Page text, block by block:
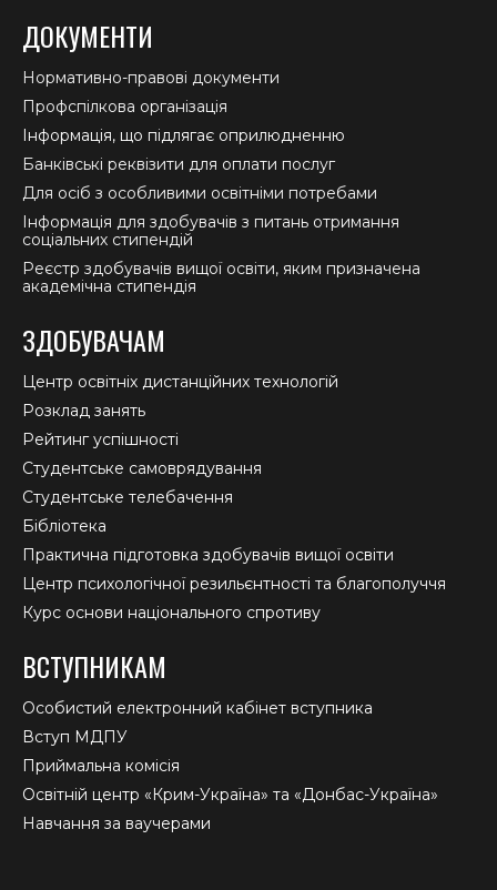
ДОКУМЕНТИ
Нормативно-правові документи
Профспілкова організація
Інформація, що підлягає оприлюдненню
Банківські реквізити для оплати послуг
Для осіб з особливими освітніми потребами
Інформація для здобувачів з питань отримання
соціальних стипендій
Реєстр здобувачів вищої освіти, яким призначена
академічна стипендія
ЗДОБУВАЧАМ
Центр освітніх дистанційних технологій
Розклад занять
Рейтинг успішності
Студентське самоврядування
Студентське телебачення
Бібліотека
Практична підготовка здобувачів вищої освіти
Центр психологічної резильєнтності та благополуччя
Курс основи національного спротиву
ВСТУПНИКАМ
Особистий електронний кабінет вступника
Вступ МДПУ
Приймальна комісія
Освітній центр «Крим-Україна» та «Донбас-Україна»
Навчання за ваучерами